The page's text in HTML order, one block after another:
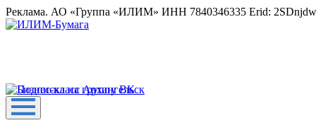
Реклама. АО «Группа «ИЛИМ» ИНН 7840346335 Erid: